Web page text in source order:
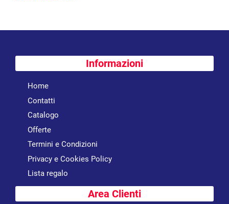
Informazioni
Home
Contatti
Catalogo
Offerte
Termini e Condizioni
Privacy e Cookies Policy
Lista regalo
Area Clienti